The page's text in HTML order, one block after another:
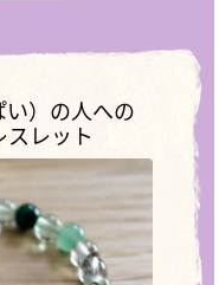
）の人への
レット